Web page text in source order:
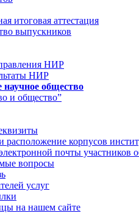
итоговая аттестация
выпускников
НИР
НИР
научное общество
и общество”
расположение корпусов
почты участников
вопросы
услуг
на нашем сайте